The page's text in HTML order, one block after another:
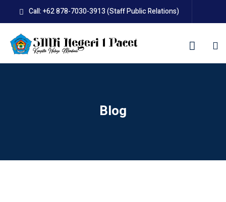
content
Call: +62 878-7030-3913 (Staff Public Relations)
Blog